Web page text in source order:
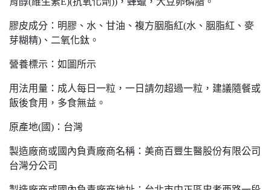
膠皮成分：明膠、水、甘油、複方胭脂紅(水、胭脂紅、麥
芽糊精)、二氧化鈦。
營養標示：如圖所示
用法用量：成人每日一粒，一日請勿超過一粒，建議隨餐或
飯後食用，多食無益。
原產地(國)：台灣
製造廠商或國內負責廠商名稱：美商百豐生醫股份有限公司
台灣分公司